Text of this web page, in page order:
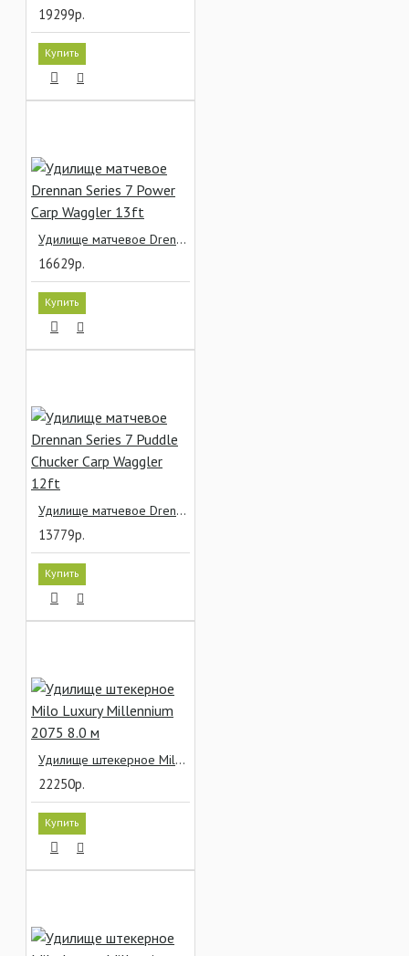
19299р.
Купить
Удилище матчевое Drennan Series 7 Power Carp Waggler 13ft
16629р.
Купить
Удилище матчевое Drennan Series 7 Puddle Chucker Carp Waggler 12ft
13779р.
Купить
Удилище штекерное Milo Luxury Millennium 2075 8.0 м
22250р.
Купить